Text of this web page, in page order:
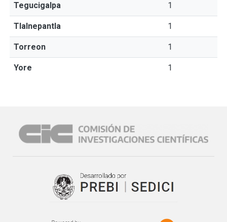
Tegucigalpa 1
Tlalnepantla 1
Torreon 1
Yore 1